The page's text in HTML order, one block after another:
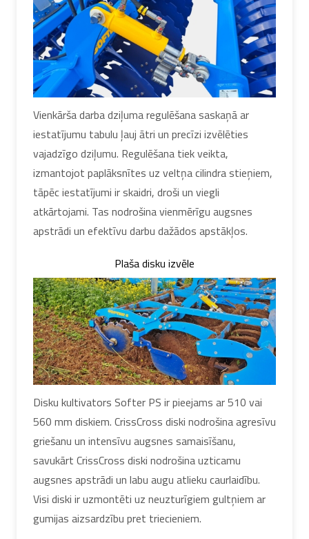
Vienkārša darba dziļuma regulēšana saskaņā ar
iestatījumu tabulu ļauj ātri un precīzi izvēlēties
vajadzīgo dziļumu. Regulēšana tiek veikta,
izmantojot paplāksnītes uz veltņa cilindra stieņiem,
tāpēc iestatījumi ir skaidri, droši un viegli
atkārtojami. Tas nodrošina vienmērīgu augsnes
apstrādi un efektīvu darbu dažādos apstākļos.
Plaša disku izvēle
Disku kultivators Softer PS ir pieejams ar 510 vai
560 mm diskiem. CrissCross diski nodrošina agresīvu
griešanu un intensīvu augsnes samaisīšanu,
savukārt CrissCross diski nodrošina uzticamu
augsnes apstrādi un labu augu atlieku caurlaidību.
Visi diski ir uzmontēti uz neuzturīgiem gultņiem ar
gumijas aizsardzību pret triecieniem.